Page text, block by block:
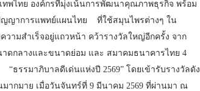
พไทย องค์กรที่มุ่งเน้นการพัฒนาคุณภาพธุรกิจ พร้อม
ปัญญาการแพทย์แผนไทย ที่ใช้สมุนไพรต่างๆ ใน
ามสำเร็จอยู่แถวหน้า คว้ารางวัลใหญ่อีกครั้ง จาก
ดกลางและขนาดย่อม และ สมาคมธนาคารไทย 4
รรมาภิบาลดีเด่นแห่งปี 2569” โดยเข้ารับรางวัลดัง
ากมาย เมื่อวันจันทร์ที่ 9 มีนาคม 2569 ที่ผ่านมา ณ